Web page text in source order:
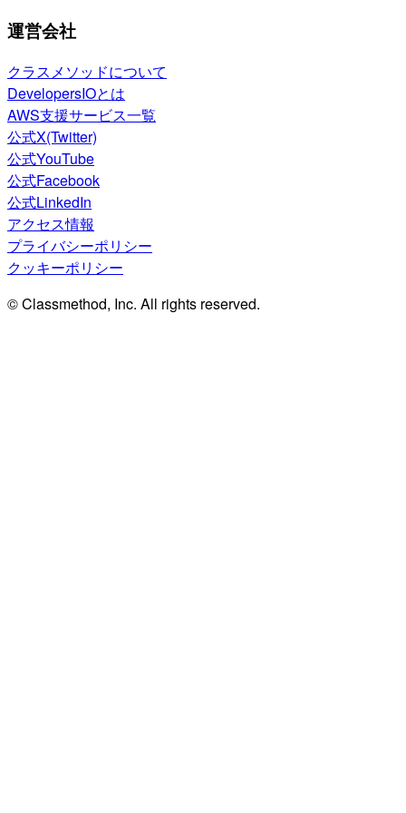
運営会社
クラスメソッドについて
DevelopersIOとは
AWS支援サービス一覧
公式X(Twitter)
公式YouTube
公式Facebook
公式LinkedIn
アクセス情報
プライバシーポリシー
クッキーポリシー
© Classmethod, Inc. All rights reserved.